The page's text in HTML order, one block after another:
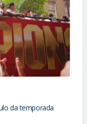
da temporada